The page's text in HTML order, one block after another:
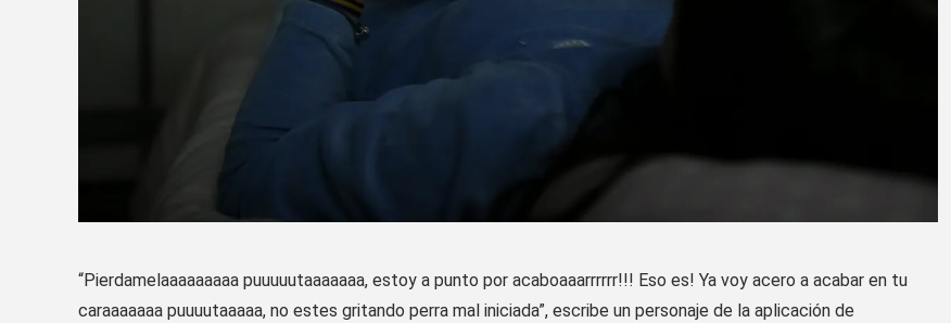
“Pierdamelaaaaaaaaa puuuuutaaaaaaa, estoy a punto por acaboaaarrrrrr!!! Eso es! Ya voy acero a acabar en tu
caraaaaaaa puuuutaaaaa, no estes gritando perra mal iniciada”, escribe un personaje de la aplicación de